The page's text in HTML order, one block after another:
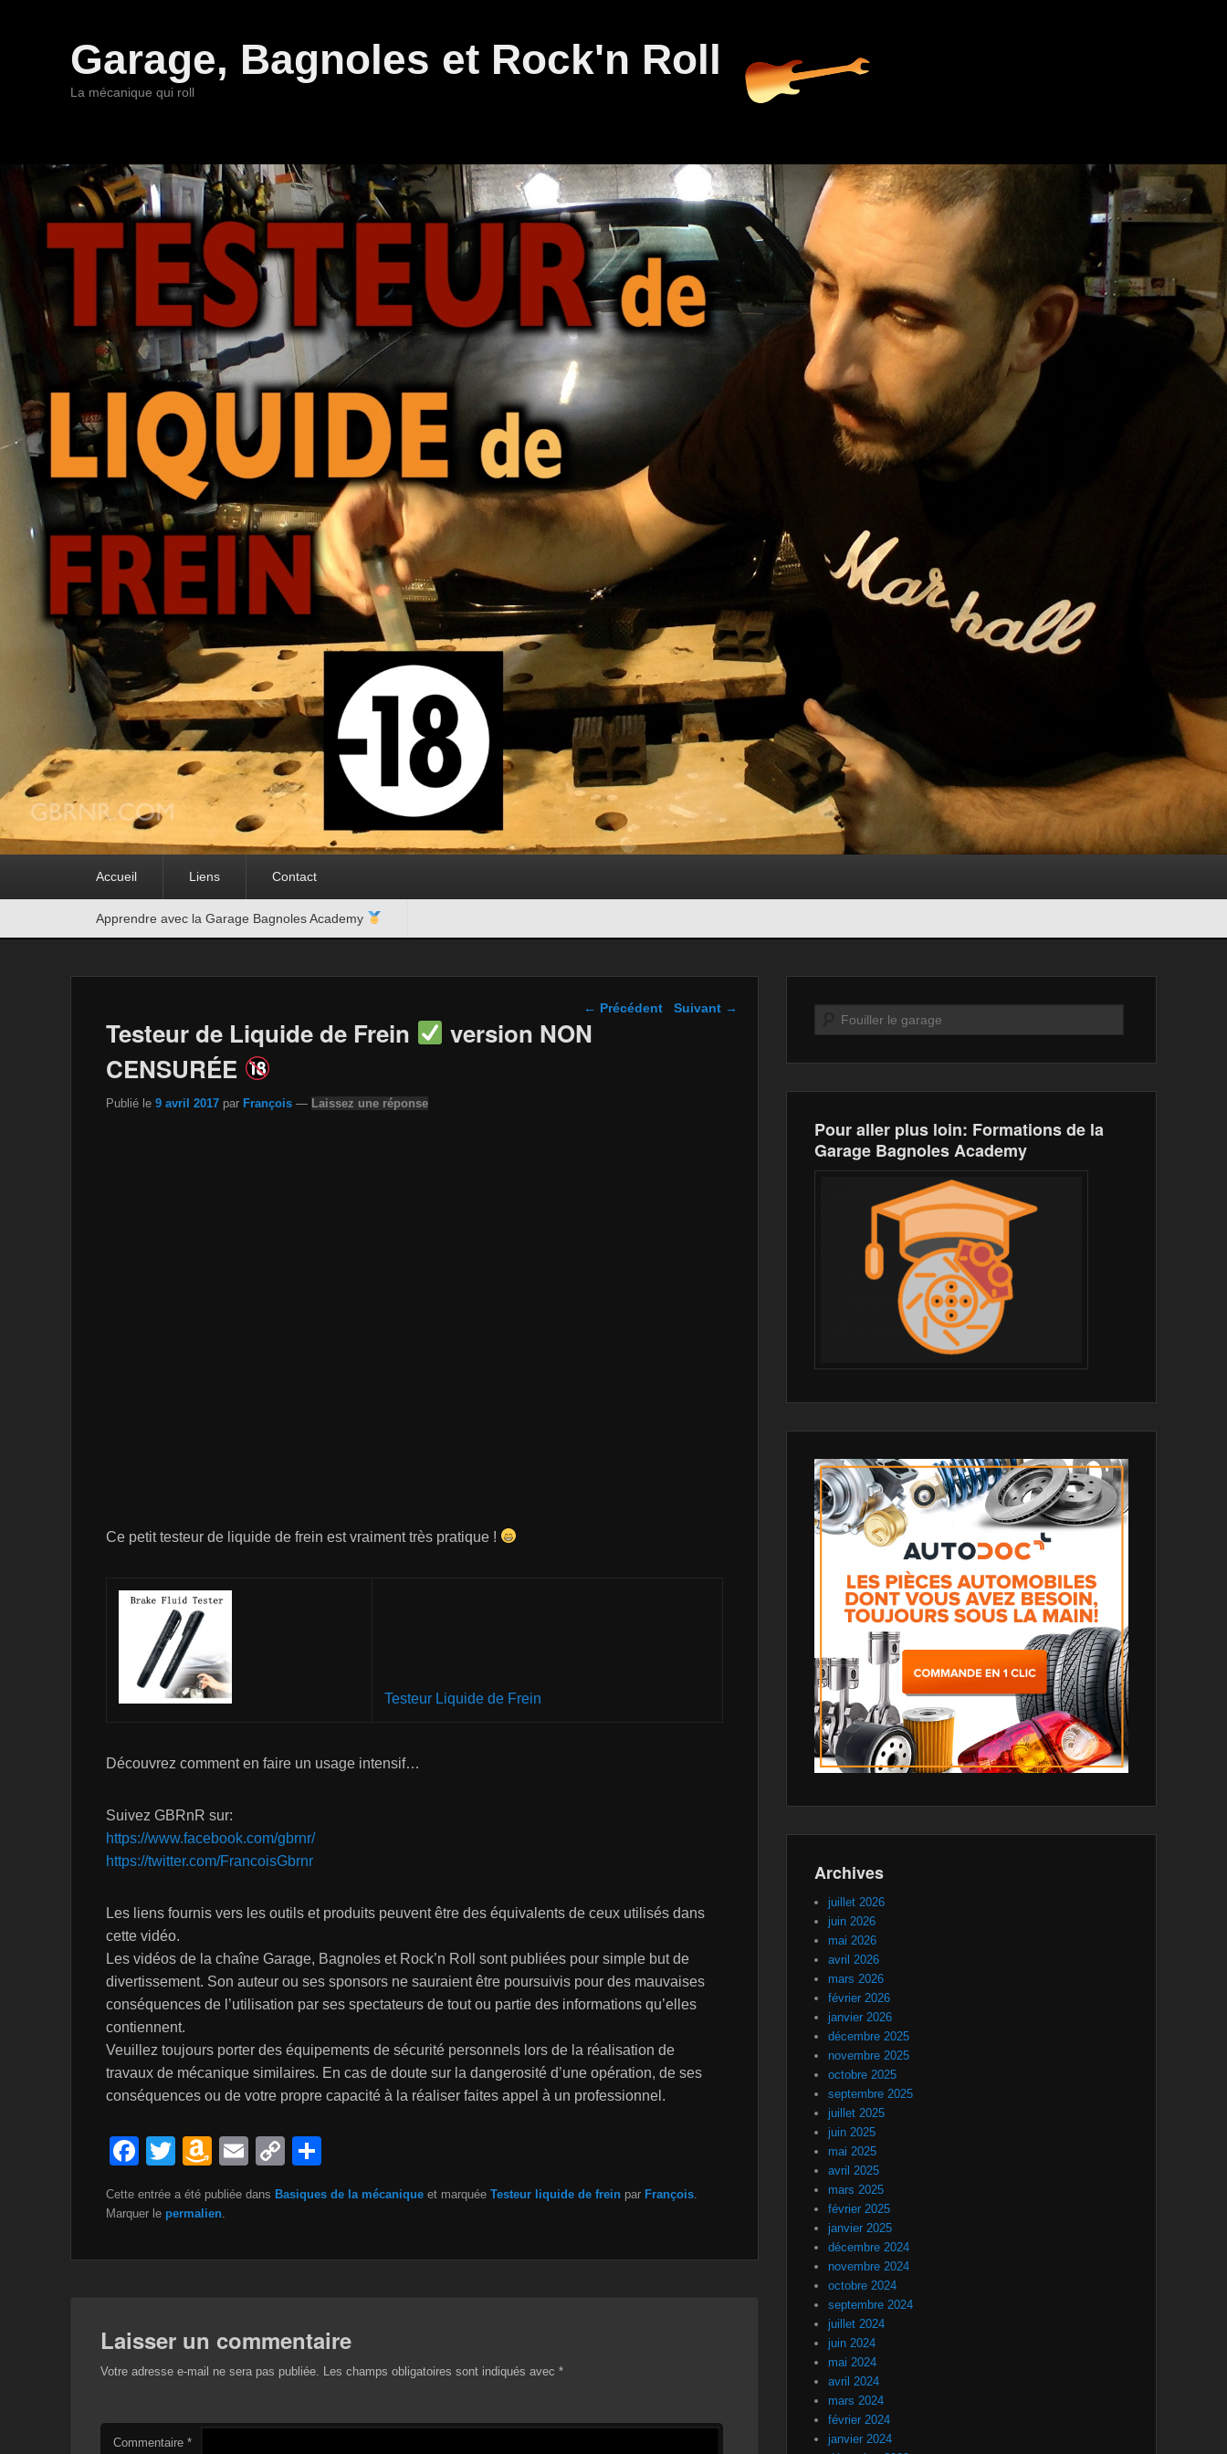
Garage, Bagnoles et Rock'n Roll
La mécanique qui roll
Accueil Liens Contact
Apprendre avec la Garage Bagnoles Academy
Navigation dans les
← Précédent Suivant →
Testeur de Liquide de Frein
version NON
CENSURÉE
Publié le 9 avril 2017 par François — Laissez une réponse
Ce petit testeur de liquide de frein est vraiment très pratique !
Testeur Liquide de Frein
Découvrez comment en faire un usage intensif…
Suivez GBRnR sur:
https://www.facebook.com/gbrnr/
https://twitter.com/FrancoisGbrnr
Les liens fournis vers les outils et produits peuvent être des équivalents de ceux utilisés dans
cette vidéo.
Les vidéos de la chaîne Garage, Bagnoles et Rock’n Roll sont publiées pour simple but de
divertissement. Son auteur ou ses sponsors ne sauraient être poursuivis pour des mauvaises
conséquences de l’utilisation par ses spectateurs de tout ou partie des informations qu’elles
contiennent.
Veuillez toujours porter des équipements de sécurité personnels lors de la réalisation de
travaux de mécanique similaires. En cas de doute sur la dangerosité d’une opération, de ses
conséquences ou de votre propre capacité à la réaliser faites appel à un professionnel.
F
c
b
k
T
tt
A
a
o
is
h
E
ail
C
p
Li
ta
er
Cette entrée a été publiée dans Basiques de la mécanique et marquée Testeur liquide de frein par François
Marquer le permalien
Laisser un commentaire
Votre adresse e-mail ne sera pas publiée. Les champs obligatoires sont indiqués avec *
Commentaire *
Recherche
Pour aller plus loin: Formations de la
Garage Bagnoles Academy
Archives
juillet 2026
juin 2026
mai 2026
avril 2026
mars 2026
février 2026
janvier 2026
décembre 2025
novembre 2025
octobre 2025
septembre 2025
juillet 2025
juin 2025
mai 2025
avril 2025
mars 2025
février 2025
janvier 2025
décembre 2024
novembre 2024
octobre 2024
septembre 2024
juillet 2024
juin 2024
mai 2024
avril 2024
mars 2024
février 2024
janvier 2024